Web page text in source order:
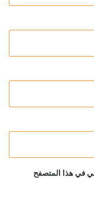
في هذا المتصفح